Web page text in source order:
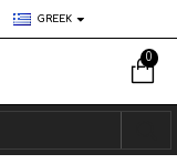
GREEK
0